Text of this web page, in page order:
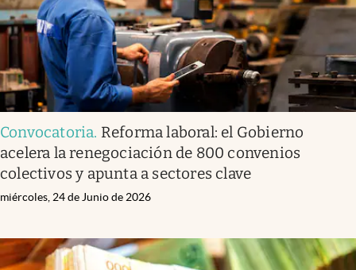
Mundial 2026
Eventos Corporativos
El Cronista Studio
Mediakit
abre en nueva pestaña
Argentina
Convocatoria. Reforma laboral: el Gobierno
acelera la renegociación de 800 convenios
colectivos y apunta a sectores clave
miércoles, 24 de Junio de 2026